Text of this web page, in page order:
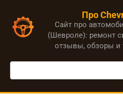
контенту
Про
Сайт про
(Шевроле): ремонт
отзывы, обзоры и
Поиск: